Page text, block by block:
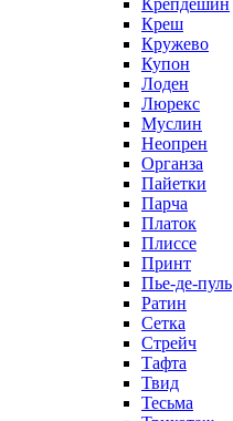
Крепдешин
Креш
Кружево
Купон
Лоден
Люрекс
Муслин
Неопрен
Органза
Пайетки
Парча
Платок
Плиссе
Принт
Пье-де-пуль
Ратин
Сетка
Стрейч
Тафта
Твид
Тесьма